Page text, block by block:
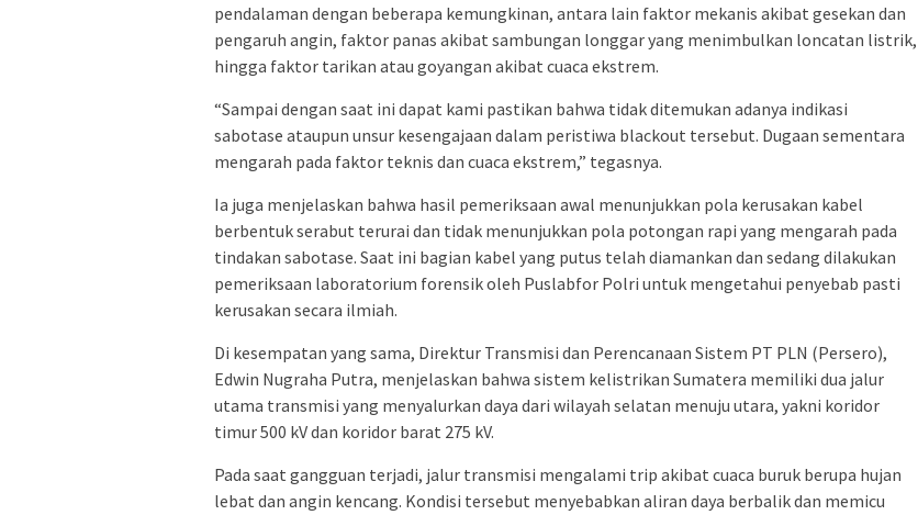
pendalaman dengan beberapa kemungkinan, antara lain faktor mekanis akibat gesekan dan
pengaruh angin, faktor panas akibat sambungan longgar yang menimbulkan loncatan listrik,
hingga faktor tarikan atau goyangan akibat cuaca ekstrem.
“Sampai dengan saat ini dapat kami pastikan bahwa tidak ditemukan adanya indikasi
sabotase ataupun unsur kesengajaan dalam peristiwa blackout tersebut. Dugaan sementara
mengarah pada faktor teknis dan cuaca ekstrem,” tegasnya.
Ia juga menjelaskan bahwa hasil pemeriksaan awal menunjukkan pola kerusakan kabel
berbentuk serabut terurai dan tidak menunjukkan pola potongan rapi yang mengarah pada
tindakan sabotase. Saat ini bagian kabel yang putus telah diamankan dan sedang dilakukan
pemeriksaan laboratorium forensik oleh Puslabfor Polri untuk mengetahui penyebab pasti
kerusakan secara ilmiah.
Di kesempatan yang sama, Direktur Transmisi dan Perencanaan Sistem PT PLN (Persero),
Edwin Nugraha Putra, menjelaskan bahwa sistem kelistrikan Sumatera memiliki dua jalur
utama transmisi yang menyalurkan daya dari wilayah selatan menuju utara, yakni koridor
timur 500 kV dan koridor barat 275 kV.
Pada saat gangguan terjadi, jalur transmisi mengalami trip akibat cuaca buruk berupa hujan
lebat dan angin kencang. Kondisi tersebut menyebabkan aliran daya berbalik dan memicu